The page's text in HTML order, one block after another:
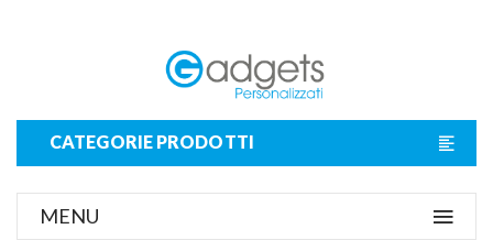
CATEGORIE PRODOTTI
MENU